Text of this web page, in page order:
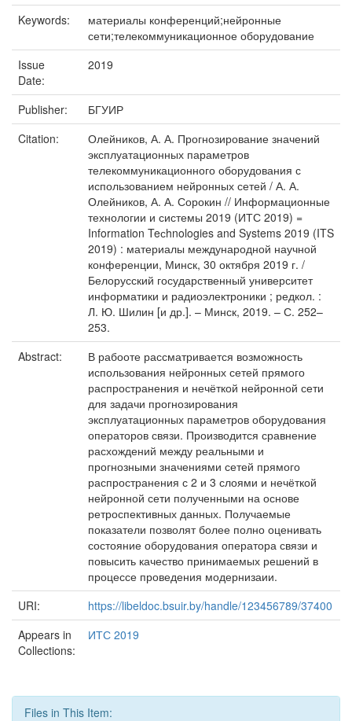
Keywords:
материалы конференций;нейронные
сети;телекоммуникационное оборудование
Issue
Date:
2019
Publisher:
БГУИР
Citation:
Олейников, А. А. Прогнозирование значений
эксплуатационных параметров
телекоммуникационного оборудования с
использованием нейронных сетей / А. А.
Олейников, А. А. Сорокин // Информационные
технологии и системы 2019 (ИТС 2019) =
Information Teсhnologies and Systems 2019 (ITS
2019) : материалы международной научной
конференции, Минск, 30 октября 2019 г. /
Белорусский государственный университет
информатики и радиоэлектроники ; редкол. :
Л. Ю. Шилин [и др.]. – Минск, 2019. – С. 252–
253.
Abstract:
В рабооте рассматривается возможность
использования нейронных сетей прямого
распространения и нечёткой нейронной сети
для задачи прогнозирования
эксплуатационных параметров оборудования
операторов связи. Производится сравнение
расхождений между реальными и
прогнозными значениями сетей прямого
распространения с 2 и 3 слоями и нечёткой
нейронной сети полученными на основе
ретроспективных данных. Получаемые
показатели позволят более полно оценивать
состояние оборудования оператора связи и
повысить качество принимаемых решений в
процессе проведения модернизаии.
URI:
https://libeldoc.bsuir.by/handle/123456789/37400
Appears in
Collections:
ИТС 2019
Files in This Item: